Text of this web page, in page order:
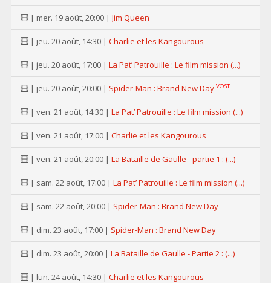
| mer. 19 août, 20:00 | Jim Queen
| jeu. 20 août, 14:30 | Charlie et les Kangourous
| jeu. 20 août, 17:00 | La Pat’ Patrouille : Le film mission (...)
| jeu. 20 août, 20:00 | Spider-Man : Brand New Day VOST
| ven. 21 août, 14:30 | La Pat’ Patrouille : Le film mission (...)
| ven. 21 août, 17:00 | Charlie et les Kangourous
| ven. 21 août, 20:00 | La Bataille de Gaulle - partie 1 : (...)
| sam. 22 août, 17:00 | La Pat’ Patrouille : Le film mission (...)
| sam. 22 août, 20:00 | Spider-Man : Brand New Day
| dim. 23 août, 17:00 | Spider-Man : Brand New Day
| dim. 23 août, 20:00 | La Bataille de Gaulle - Partie 2 : (...)
| lun. 24 août, 14:30 | Charlie et les Kangourous